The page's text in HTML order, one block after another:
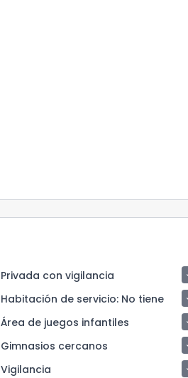
Privada con vigilancia
Habitación de servicio: No tiene
Área de juegos infantiles
Gimnasios cercanos
Vigilancia